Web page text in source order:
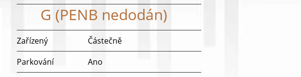
G (PENB nedodán)
Zařízený
Částečně
Parkování
Ano